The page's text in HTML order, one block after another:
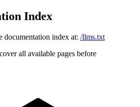
Index
documentation index at: /llms.txt
all available pages before